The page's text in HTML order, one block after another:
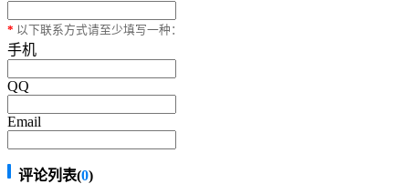
* 以下联系方式请至少填写一种：
手机
QQ
Email
评论列表(0)